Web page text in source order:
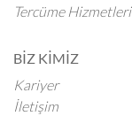
Tercüme Hizmetleri
BİZ KİMİZ
Kariyer
İletişim